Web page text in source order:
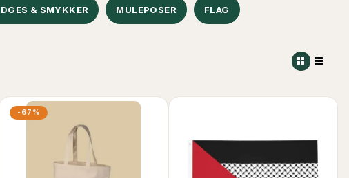
& SMYKKER MULEPOSER FLAG
-67%